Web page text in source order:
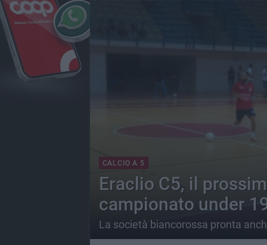
CALCIO A 5
Eraclio C5, il
campionato under
La società biancorossa pronta